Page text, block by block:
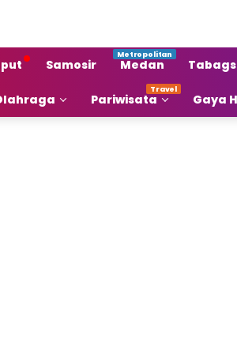
Samosir Medan
Pariwisata Gaya